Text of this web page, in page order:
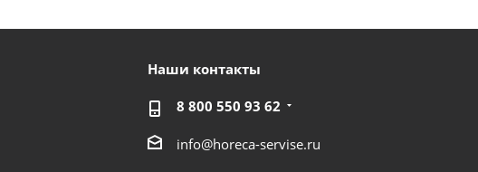
Наши контакты
8 800 550 93 62
info@horeca-servise.ru